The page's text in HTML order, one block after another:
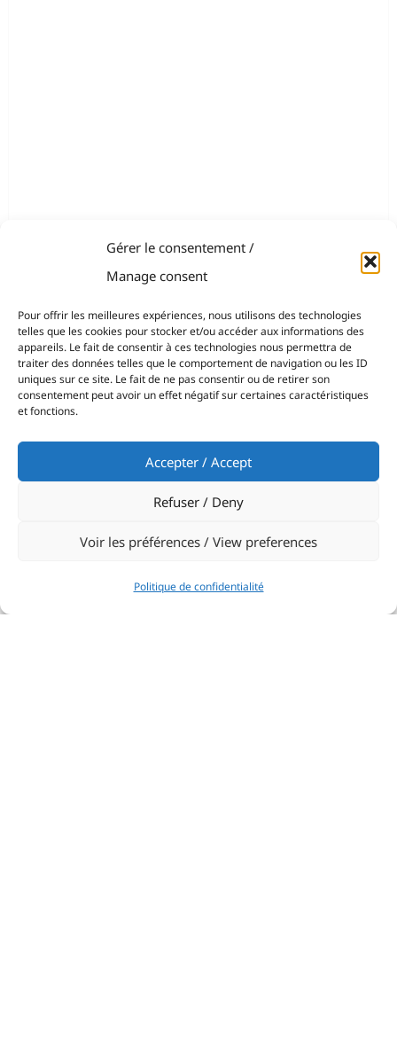
Gérer le consentement /
Manage consent
Pour offrir les meilleures expériences, nous utilisons des technologies
telles que les cookies pour stocker et/ou accéder aux informations des
appareils. Le fait de consentir à ces technologies nous permettra de
traiter des données telles que le comportement de navigation ou les ID
uniques sur ce site. Le fait de ne pas consentir ou de retirer son
consentement peut avoir un effet négatif sur certaines caractéristiques
et fonctions.
Accepter / Accept
Refuser / Deny
Voir les préférences / View preferences
Politique de confidentialité